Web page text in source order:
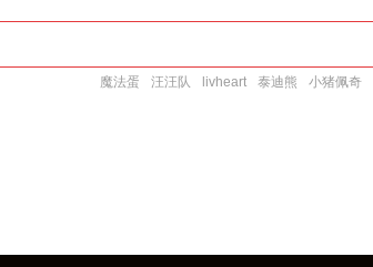
魔法蛋 汪汪队 livheart 泰迪熊 小猪佩奇